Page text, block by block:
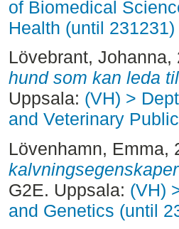
of Biomedical
Health (until 231231)
Lövebrant, Johanna,
hund som kan leda
Uppsala: (VH) >
and Veterinary
Lövenhamn, Emma,
G2E. Uppsala: (VH)
and Genetics (until